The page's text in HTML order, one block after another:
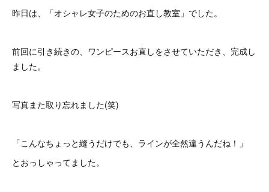
昨日は、「オシャレ女子のためのお直し教室」でした。
前回に引き続きの、ワンピースお直しをさせていただき、完成し
ました。
写真また取り忘れました(笑)
「こんなちょっと縫うだけでも、ラインが全然違うんだね！」
とおっしゃってました。